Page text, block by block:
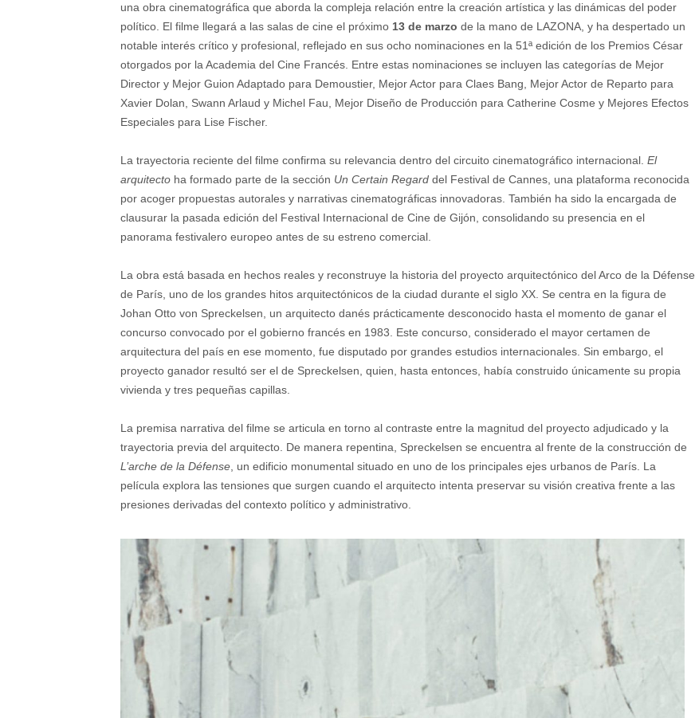
una obra cinematográfica que aborda la compleja relación entre la creación artística y las dinámicas del poder
político. El filme llegará a las salas de cine el próximo 13 de marzo de la mano de LAZONA, y ha despertado un
notable interés crítico y profesional, reflejado en sus ocho nominaciones en la 51ª edición de los Premios César
otorgados por la Academia del Cine Francés. Entre estas nominaciones se incluyen las categorías de Mejor
Director y Mejor Guion Adaptado para Demoustier, Mejor Actor para Claes Bang, Mejor Actor de Reparto para
Xavier Dolan, Swann Arlaud y Michel Fau, Mejor Diseño de Producción para Catherine Cosme y Mejores Efectos
Especiales para Lise Fischer.
La trayectoria reciente del filme confirma su relevancia dentro del circuito cinematográfico internacional. El
arquitecto ha formado parte de la sección Un Certain Regard del Festival de Cannes, una plataforma reconocida
por acoger propuestas autorales y narrativas cinematográficas innovadoras. También ha sido la encargada de
clausurar la pasada edición del Festival Internacional de Cine de Gijón, consolidando su presencia en el
panorama festivalero europeo antes de su estreno comercial.
La obra está basada en hechos reales y reconstruye la historia del proyecto arquitectónico del Arco de la Défense
de París, uno de los grandes hitos arquitectónicos de la ciudad durante el siglo XX. Se centra en la figura de
Johan Otto von Spreckelsen, un arquitecto danés prácticamente desconocido hasta el momento de ganar el
concurso convocado por el gobierno francés en 1983. Este concurso, considerado el mayor certamen de
arquitectura del país en ese momento, fue disputado por grandes estudios internacionales. Sin embargo, el
proyecto ganador resultó ser el de Spreckelsen, quien, hasta entonces, había construido únicamente su propia
vivienda y tres pequeñas capillas.
La premisa narrativa del filme se articula en torno al contraste entre la magnitud del proyecto adjudicado y la
trayectoria previa del arquitecto. De manera repentina, Spreckelsen se encuentra al frente de la construcción de
L’arche de la Défense, un edificio monumental situado en uno de los principales ejes urbanos de París. La
película explora las tensiones que surgen cuando el arquitecto intenta preservar su visión creativa frente a las
presiones derivadas del contexto político y administrativo.